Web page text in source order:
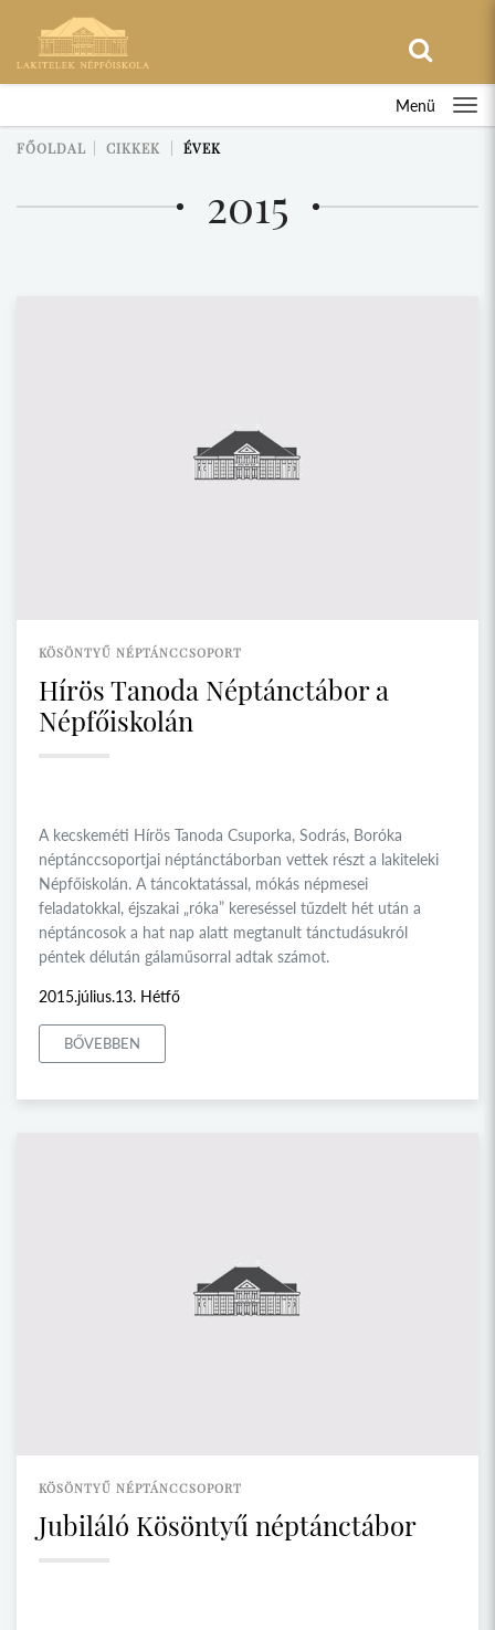
Menü
FŐOLDAL CIKKEK ÉVEK
2015
KÖSÖNTYŰ NÉPTÁNCCSOPORT
Hírös Tanoda Néptánctábor a
Népfőiskolán
A kecskeméti Hírös Tanoda Csuporka, Sodrás, Boróka
néptánccsoportjai néptánctáborban vettek részt a lakiteleki
Népfőiskolán. A táncoktatással, mókás népmesei
feladatokkal, éjszakai „róka” kereséssel tűzdelt hét után a
néptáncosok a hat nap alatt megtanult tánctudásukról
péntek délután gálaműsorral adtak számot.
2015.július.13. Hétfő
BŐVEBBEN
KÖSÖNTYŰ NÉPTÁNCCSOPORT
Jubiláló Kösöntyű néptánctábor